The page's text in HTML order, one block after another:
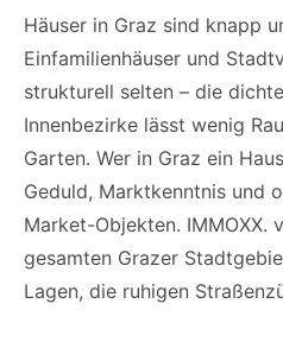
Häuser in Graz sind knapp
Einfamilienhäuser und
strukturell selten – die
Innenbezirke lässt wenig
Garten. Wer in Graz ein
Geduld, Marktkenntnis und
Market-Objekten. IMMOXX.
gesamten Grazer
Lagen, die ruhigen